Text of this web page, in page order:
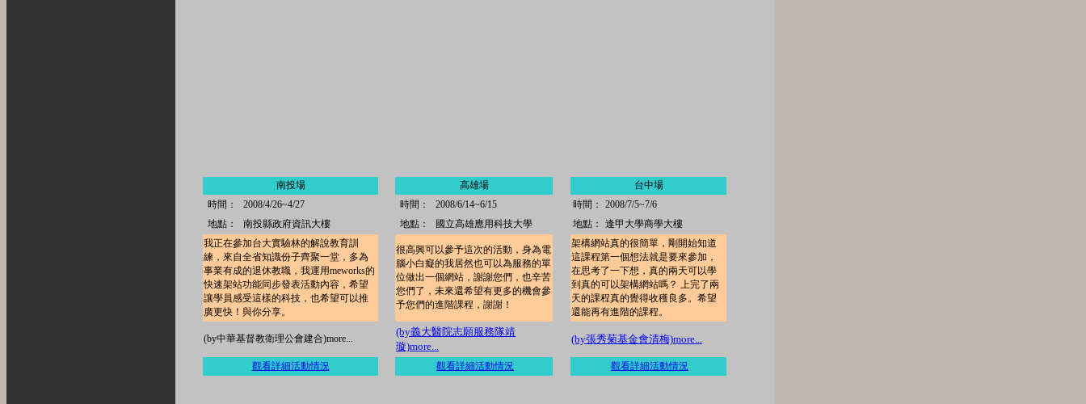
南投場 高雄場
台中場
時間：
2008/4/26~4/27 時間： 2008/6/14~6/15 時間：
2008/7/5~7/6
地點：
南投縣政府資訊大樓 地點： 國立高雄應用科技大學 地點：
逢甲大學商學大樓
我正在參加台大實驗林的解說教育訓
練，來自全省知識份子齊聚一堂，多為
事業有成的退休教職，我運用meworks的
快速架站功能同步發表活動內容，希望
讓學員感受這樣的科技，也希望可以推
廣更快！與你分享。
很高興可以參予這次的活動，身為電
腦小白癡的我居然也可以為服務的單
位做出一個網站，謝謝您們，也辛苦
您們了，未來還希望有更多的機會參
予您們的進階課程，謝謝！
架構網站真的很簡單，剛開始知道
這課程第一個想法就是要來參加，
在思考了一下想，真的兩天可以學
到真的可以架構網站嗎？ 上完了兩
天的課程真的覺得收穫良多。希望
還能再有進階的課程。
(by中華基督教衛理公會建合)more...
(by義大醫院志願服務隊靖
璇)more...
(by張秀菊基金會清梅)more...
觀看詳細活動情況 觀看詳細活動情況 觀看詳細活動情況